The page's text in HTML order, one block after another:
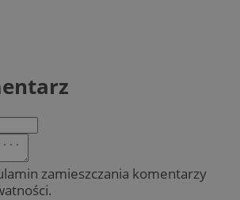
zamieszczania komentarzy